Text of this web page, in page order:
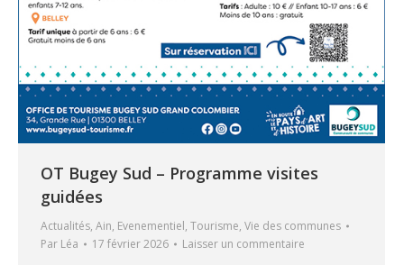
OT Bugey Sud – Programme visites
guidées
Actualités, Ain, Evenementiel, Tourisme, Vie des communes
Par Léa 17 février 2026 Laisser un commentaire